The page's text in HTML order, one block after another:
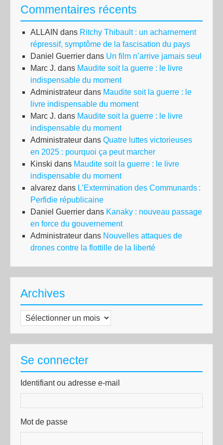
Commentaires récents
ALLAIN dans Ritchy Thibault : un acharnement
répressif, symptôme de la fascisation du pays
Daniel Guerrier dans Un film n’arrive jamais seul
Marc J. dans Maudite soit la guerre : le livre
indispensable du moment
Administrateur dans Maudite soit la guerre : le
livre indispensable du moment
Marc J. dans Maudite soit la guerre : le livre
indispensable du moment
Administrateur dans Quatre luttes victorieuses
en 2025 : pourquoi ça peut marcher
Kinski dans Maudite soit la guerre : le livre
indispensable du moment
alvarez dans L’Extermination des Communards :
Perfidie républicaine
Daniel Guerrier dans Kanaky : nouveau passage
en force du gouvernement
Administrateur dans Nouvelles attaques de
drones contre la flottille de la liberté
Archives
Archives
Se connecter
Identifiant ou adresse e-mail
Mot de passe